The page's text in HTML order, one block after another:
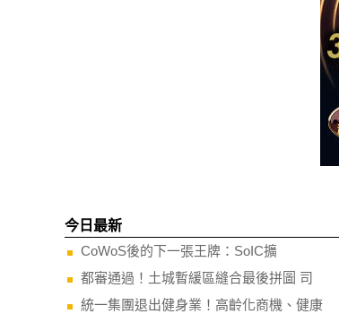
今日最新
CoWoS後的下一張王牌：SoIC擴
都審通過！土城暫緩區縫合最後拼圖 司
統一集團退出健身業！高齡化商機、健康